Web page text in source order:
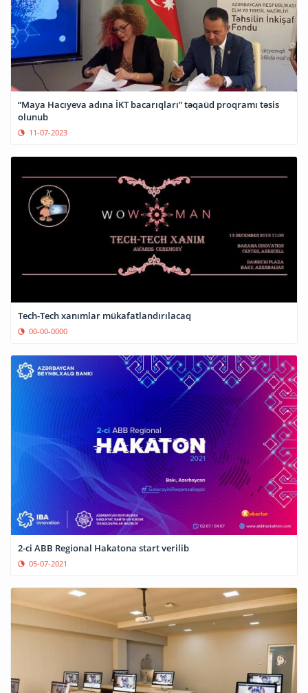
“Maya Hacıyeva adına İKT bacarıqları” təqaüd proqramı təsis
olunub
11-07-2023
Tech-Tech xanımlar mükafatlandırılacaq
00-00-0000
2-ci ABB Regional Hakatona start verilib
05-07-2021